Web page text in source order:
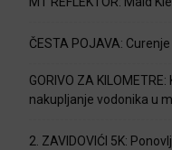
ČESTA POJAVA:
GORIVO ZA
nakupljanje vodonika u
2. ZAVIDOVIĆI 5K: